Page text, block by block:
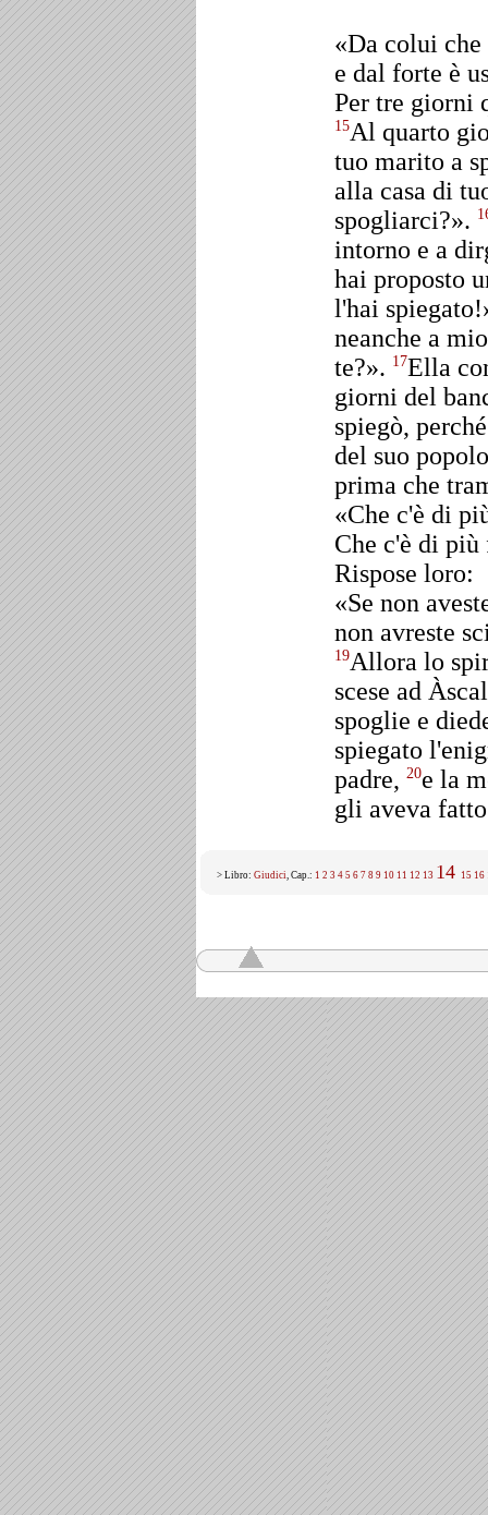
«Da colui
e dal forte è
Per tre giorni
15Al quarto
tuo marito a
alla casa di
spogliarci?».
intorno e a
hai proposto
l'hai
neanche a
te?». 17Ella
giorni del
spiegò,
del suo
prima che
«Che c'è di
Che c'è di più
Rispose loro:
«Se non
non avreste
19Allora lo
scese ad
spoglie e
spiegato
padre, 20e la
gli aveva
> Libro: Giudici, Cap.: 1 2 3 4 5 6 7 8 9 10 11 12 13 14 15 16